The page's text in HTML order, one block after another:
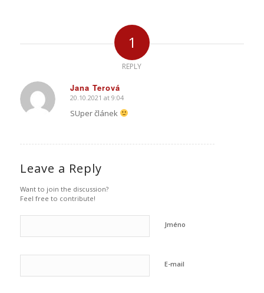
1
REPLY
Jana Terová
says:
20.10.2021 at 9:04
SUper článek
Leave a Reply
Want to join the discussion?
Feel free to contribute!
Jméno
E-mail